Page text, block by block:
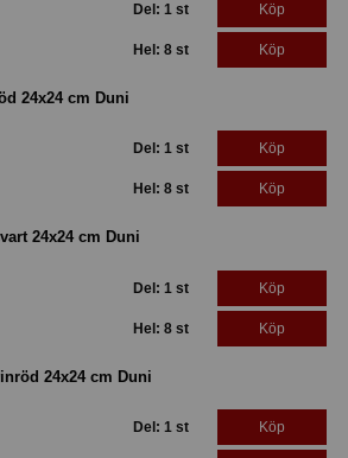
Del: 1 st Köp
Hel: 8 st Köp
24x24 cm Duni
Del: 1 st Köp
Hel: 8 st Köp
24x24 cm Duni
Del: 1 st Köp
Hel: 8 st Köp
24x24 cm Duni
Del: 1 st Köp